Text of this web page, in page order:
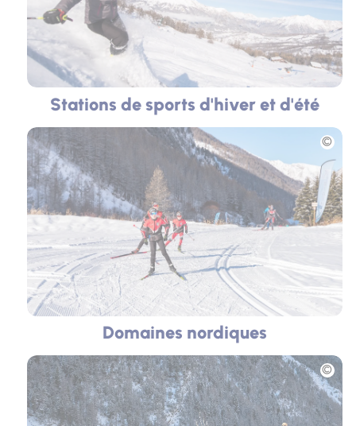
Stations de sports d'hiver et d'été
Domaines nordiques
Photo
Photo